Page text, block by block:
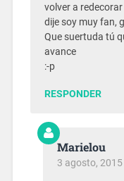
volver a
dije soy muy fan,
Que suertuda tú
avance
:-p
RESPONDER
Marielou
3 agosto,